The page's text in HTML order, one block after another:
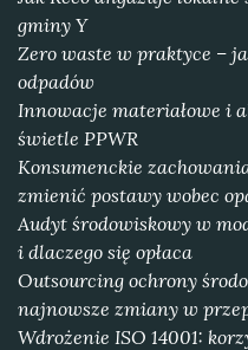
gminy Y
Zero waste w praktyce –
odpadów
Innowacje materiałowe i
świetle PPWR
Konsumenckie
zmienić postawy wobec
Audyt środowiskowy w
i dlaczego się opłaca
Outsourcing ochrony
najnowsze zmiany w
Wdrożenie ISO 14001: